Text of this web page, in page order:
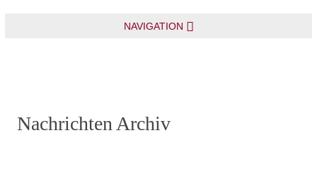
NAVIGATION
Nachrichten Archiv